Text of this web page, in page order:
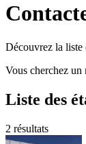
Découvrez la liste
Vous cherchez un
Liste des
2 résultats